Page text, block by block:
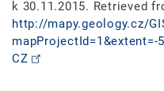
k 30.11.2015. Retrieved
http://mapy.geology.cz/
mapProjectId=1&extent=-
CZ